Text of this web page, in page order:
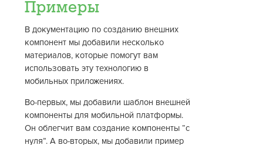
Примеры
В документацию по созданию внешних
компонент мы добавили несколько
материалов, которые помогут вам
использовать эту технологию в
мобильных приложениях.
Во-первых, мы добавили шаблон внешней
компоненты для мобильной платформы.
Он облегчит вам создание компоненты “с
нуля”. А во-вторых, мы добавили пример